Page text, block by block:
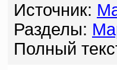
Источник:
Разделы:
Полный